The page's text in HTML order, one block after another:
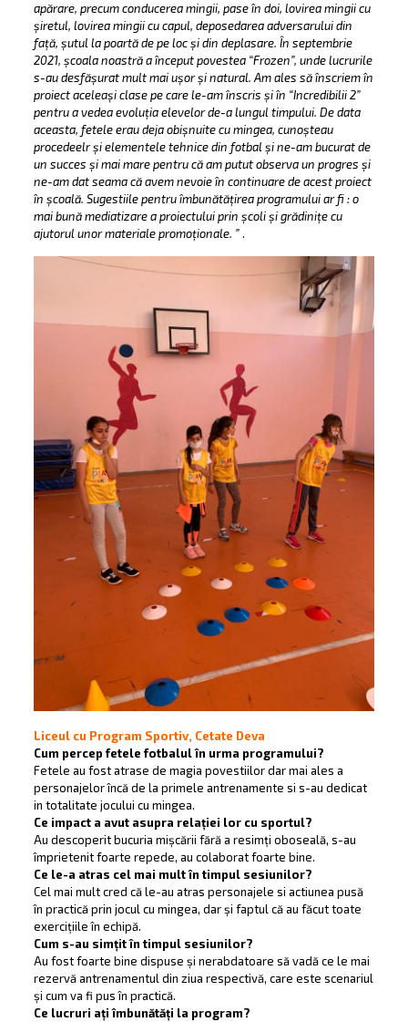
apărare, precum conducerea mingii, pase în doi, lovirea mingii cu
șiretul, lovirea mingii cu capul, deposedarea adversarului din
față, șutul la poartă de pe loc și din deplasare. În septembrie
2021, școala noastră a început povestea “Frozen”, unde lucrurile
s-au desfășurat mult mai ușor și natural. Am ales să înscriem în
proiect aceleași clase pe care le-am înscris și în “Incredibilii 2”
pentru a vedea evoluția elevelor de-a lungul timpului. De data
aceasta, fetele erau deja obișnuite cu mingea, cunoșteau
procedeelr și elementele tehnice din fotbal și ne-am bucurat de
un succes și mai mare pentru că am putut observa un progres și
ne-am dat seama că avem nevoie în continuare de acest proiect
în școală. Sugestiile pentru îmbunătățirea programului ar fi : o
mai bună mediatizare a proiectului prin școli și grădinițe cu
ajutorul unor materiale promoționale. ”.
Liceul cu Program Sportiv, Cetate Deva
Cum percep fetele fotbalul în urma programului?
Fetele au fost atrase de magia povestiilor dar mai ales a
personajelor încă de la primele antrenamente si s-au dedicat
in totalitate jocului cu mingea.
Ce impact a avut asupra relației lor cu sportul?
Au descoperit bucuria mișcării fără a resimți oboseală, s-au
împrietenit foarte repede, au colaborat foarte bine.
Ce le-a atras cel mai mult în timpul sesiunilor?
Cel mai mult cred că le-au atras personajele si actiunea pusă
în practică prin jocul cu mingea, dar și faptul că au făcut toate
exercițiile în echipă.
Cum s-au simțit în timpul sesiunilor?
Au fost foarte bine dispuse și nerabdatoare să vadă ce le mai
rezervă antrenamentul din ziua respectivă, care este scenariul
și cum va fi pus în practică.
Ce lucruri ați îmbunătăți la program?